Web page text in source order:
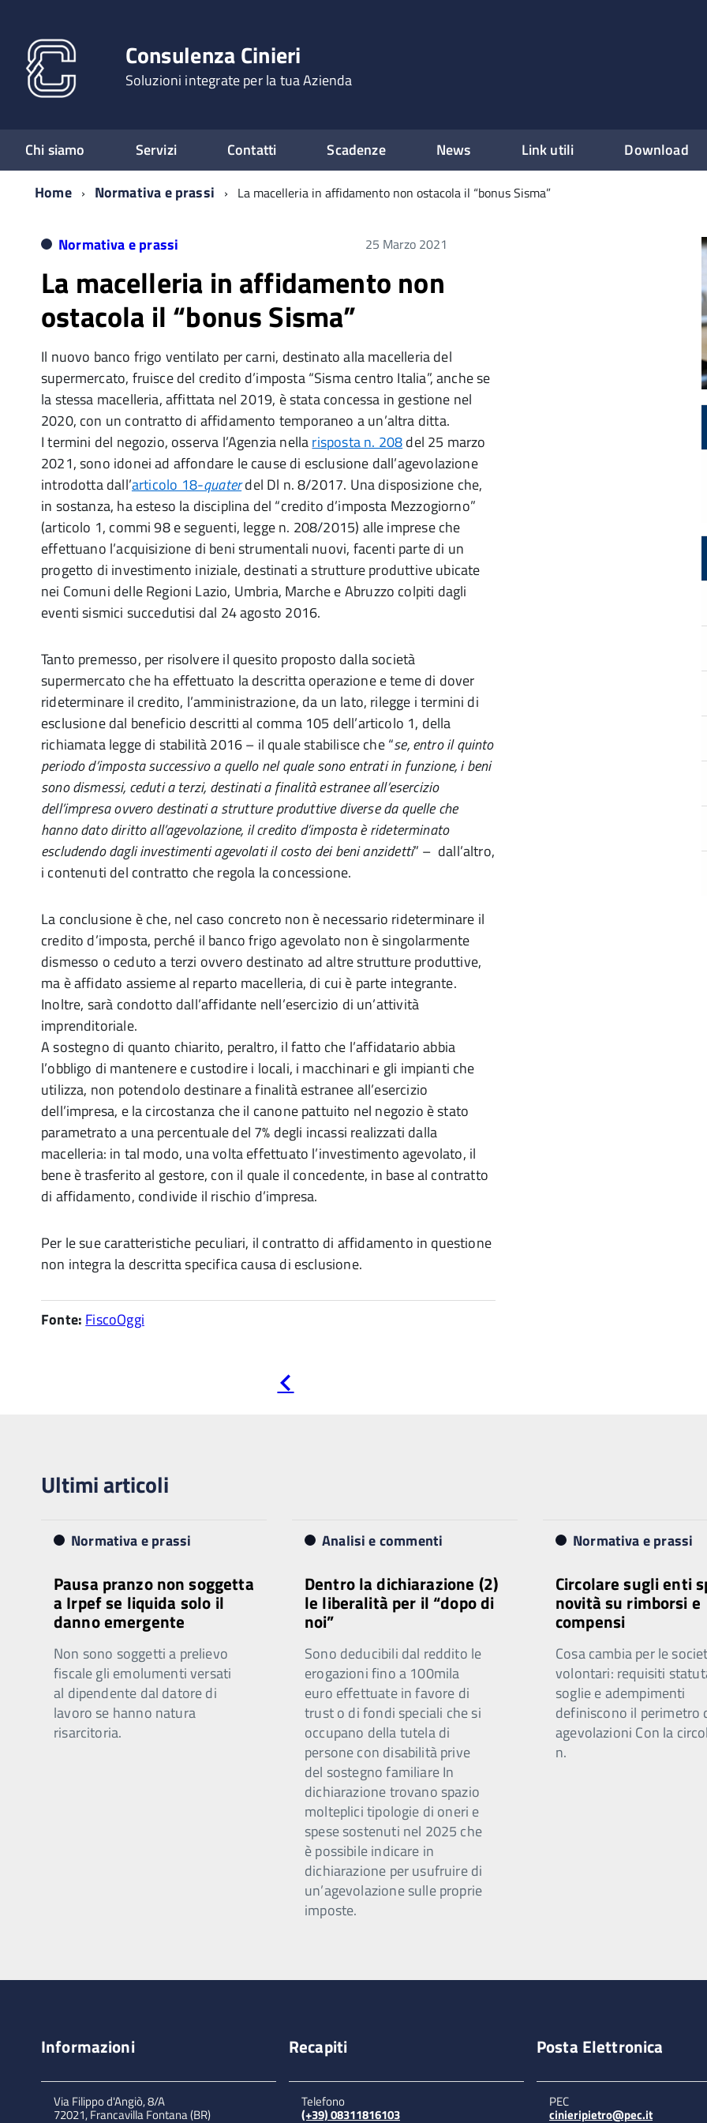
Consulenza Cinieri
Soluzioni integrate per la tua Azienda
Chi siamo Servizi Contatti Scadenze News Link utili Download
Home
Normativa e prassi La macelleria in affidamento non ostacola il “bonus Sisma”
Normativa e prassi 25 Marzo 2021
La macelleria in affidamento non
ostacola il “bonus Sisma”
Il nuovo banco frigo ventilato per carni, destinato alla macelleria del
supermercato, fruisce del credito d’imposta “Sisma centro Italia”, anche se
la stessa macelleria, affittata nel 2019, è stata concessa in gestione nel
2020, con un contratto di affidamento temporaneo a un’altra ditta.
I termini del negozio, osserva l’Agenzia nellarisposta n. 208del 25 marzo
2021, sono idonei ad affondare le cause di esclusione dall’agevolazione
introdotta dall’articolo 18-quaterdel Dl n. 8/2017. Una disposizione che,
in sostanza, ha esteso la disciplina del “credito d’imposta Mezzogiorno”
(articolo 1, commi 98 e seguenti, legge n. 208/2015) alle imprese che
effettuano l’acquisizione di beni strumentali nuovi, facenti parte di un
progetto di investimento iniziale, destinati a strutture produttive ubicate
nei Comuni delle Regioni Lazio, Umbria, Marche e Abruzzo colpiti dagli
eventi sismici succedutisi dal 24 agosto 2016.
Tanto premesso, per risolvere il quesito proposto dalla società
supermercato che ha effettuato la descritta operazione e teme di dover
rideterminare il credito, l’amministrazione, da un lato, rilegge i termini di
esclusione dal beneficio descritti al comma 105 dell’articolo 1, della
richiamata legge di stabilità 2016 – il quale stabilisce che “se, entro il quinto
periodo d’imposta successivo a quello nel quale sono entrati in funzione, i beni
sono dismessi, ceduti a terzi, destinati a finalità estranee all’esercizio
dell’impresa ovvero destinati a strutture produttive diverse da quelle che
hanno dato diritto all’agevolazione, il credito d’imposta è rideterminato
escludendo dagli investimenti agevolati il costo dei beni anzidetti” – dall’altro,
i contenuti del contratto che regola la concessione.
La conclusione è che, nel caso concreto non è necessario rideterminare il
credito d’imposta, perché il banco frigo agevolato non è singolarmente
dismesso o ceduto a terzi ovvero destinato ad altre strutture produttive,
ma è affidato assieme al reparto macelleria, di cui è parte integrante.
Inoltre, sarà condotto dall’affidante nell’esercizio di un’attività
imprenditoriale.
A sostegno di quanto chiarito, peraltro, il fatto che l’affidatario abbia
l’obbligo di mantenere e custodire i locali, i macchinari e gli impianti che
utilizza, non potendolo destinare a finalità estranee all’esercizio
dell’impresa, e la circostanza che il canone pattuito nel negozio è stato
parametrato a una percentuale del 7% degli incassi realizzati dalla
macelleria: in tal modo, una volta effettuato l’investimento agevolato, il
bene è trasferito al gestore, con il quale il concedente, in base al contratto
di affidamento, condivide il rischio d’impresa.
Per le sue caratteristiche peculiari, il contratto di affidamento in questione
non integra la descritta specifica causa di esclusione.
Fonte: FiscoOggi
precedente
Ultimi articoli
Normativa e prassi
Pausa pranzo non soggetta
a Irpef se liquida solo il
danno emergente
Non sono soggetti a prelievo
fiscale gli emolumenti versati
al dipendente dal datore di
lavoro se hanno natura
risarcitoria.
Analisi e commenti
Dentro la dichiarazione (2)
le liberalità per il “dopo di
noi”
Sono deducibili dal reddito le
erogazioni fino a 100mila
euro effettuate in favore di
trust o di fondi speciali che si
occupano della tutela di
persone con disabilità prive
del sostegno familiare In
dichiarazione trovano spazio
molteplici tipologie di oneri e
spese sostenuti nel 2025 che
è possibile indicare in
dichiarazione per usufruire di
un’agevolazione sulle proprie
imposte.
Normativa e prassi
Circolare sugli enti
novità su rimborsi e
compensi
Cosa cambia per le
volontari: requisiti
soglie e adempimenti
definiscono il perimetro
agevolazioni Con la
n.
Informazioni
Via Filippo d'Angiò, 8/A
72021, Francavilla Fontana (BR)
Recapiti
Telefono
(+39) 08311816103
Posta Elettronica
PEC
cinieripietro@pec.it